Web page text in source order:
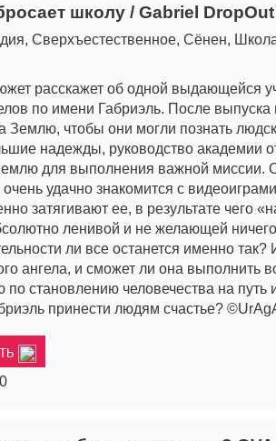
школу / Gabriel DropOut
Сверхъестественное, Сёнен,
расскажет об одной выдающейся
по имени Габриэль. После выпуска
Землю, чтобы они могли познать
надежды, руководство академии
для выполнения важной миссии.
удачно знакомится с
затягивают ее, в результате чего
ленивой и не желающей
ли все останется именно так?
ангела, и сможет ли она выполнить
по становлению человечества на путь
принести людям счастье?